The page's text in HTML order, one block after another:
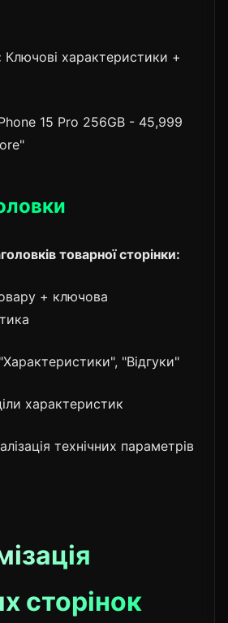
Ключові характеристики +
15 Pro 256GB - 45,999
товарної сторінки:
+ ключова
"Відгуки"
характеристик
технічних параметрів
сторінок